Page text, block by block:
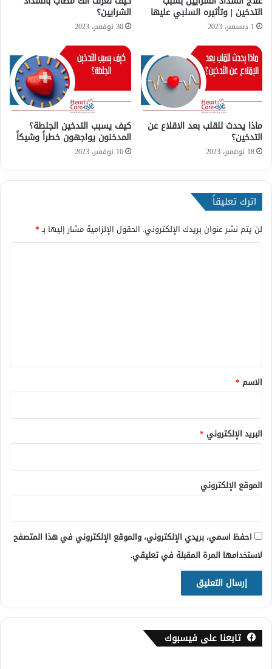
ا
؟
ل
م
ت
التدخين | وتأثيره السلبي عليها
1 ديسمبر، 2023
الشرايين؟
30 نوفمبر، 2023
ماذا يحدث للقلب بعد الاقلاع عن
التدخين؟
18 نوفمبر، 2023
كيف يسبب التدخين الجلطة؟
المدخنون يواجهون خطراً وشيكاً
16 نوفمبر، 2023
اترك تعليقاً
لن يتم نشر عنوان بريدك الإلكتروني. الحقول الإلزامية مشار إليها بـ*
*
الاسم *
البريد الإلكتروني *
الموقع الإلكتروني
احفظ اسمي، بريدي الإلكتروني، والموقع الإلكتروني في هذا المتصفح
لاستخدامها المرة المقبلة في تعليقي.
تابعنا على فيسبوك